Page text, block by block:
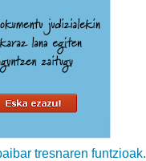
tresnaren funtzioak.